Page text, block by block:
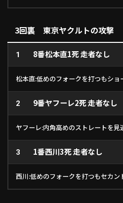
3回裏 東京ヤクルトの攻撃
1 8番松本直1死 走者なし
松本直:低めのフォークを打つもショ
2 9番ヤフーレ2死 走者なし
ヤフーレ:内角高めのストレートを見
3 1番西川3死 走者なし
西川:低めのフォークを打つもセカ